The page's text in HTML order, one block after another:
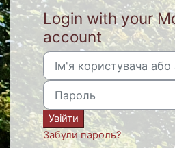
Login with your
account
Ім'я користувача або
Пароль
Увійти
Забули пароль?